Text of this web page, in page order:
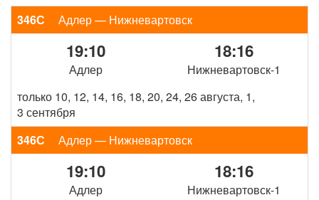
346С
Адлер — Нижневартовск
19:10
Адлер
18:16
Нижневартовск-1
только 10, 12, 14, 16, 18, 20, 24, 26 августа, 1,
3 сентября
346С
Адлер — Нижневартовск
19:10
Адлер
18:16
Нижневартовск-1